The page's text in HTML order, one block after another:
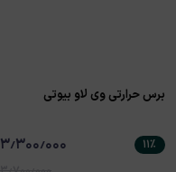
برس حرارتی وی لاو بیوتی
۱۱٪ ۳٫۳۰۰٫۰۰۰